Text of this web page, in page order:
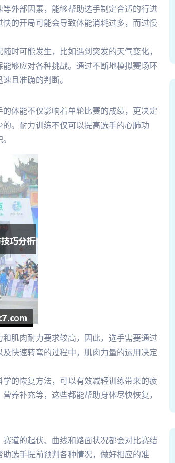
外部因素，能够帮助选手制定合适的行进
的开局可能会导致体能消耗过多，而过慢
时可能发生，比如遇到突发的天气变化，
够应对各种挑战。通过不断地模拟赛场环
且准确的判断。
体能不仅影响着单轮比赛的成绩，更决定
。耐力训练不仅可以提高选手的心肺功
肌肉耐力要求较高，因此，选手需要通过
快速转弯的过程中，肌肉力量的运用决定
的恢复方法，可以有效减轻训练带来的疲
养补充等，这些都能帮助身体尽快恢复，
道的起伏、曲线和路面状况都会对比赛结
选手提前预判各种情况，做好相应的准